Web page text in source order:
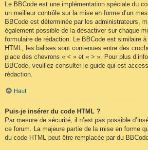
Le BBCode est une implémentation spéciale du
un meilleur contrôle sur la mise en forme d’un
BBCode est déterminée par les administrateurs,
également possible de la désactiver sur chaque
formulaire de rédaction. Le BBCode est similaire à
HTML, les balises sont contenues entre des
place des chevrons « < » et « > ». Pour plus
BBCode, veuillez consulter le guide qui est
rédaction.
Haut
Puis-je insérer du code HTML ?
Par mesure de sécurité, il n’est pas possible
ce forum. La majeure partie de la mise en forme
du code HTML peut être remplacée par du